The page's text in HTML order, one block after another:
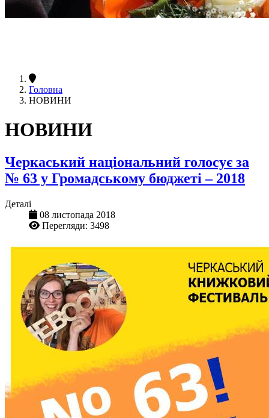
Головна
НОВИНИ
НОВИНИ
Черкаський національний голосує за
№ 63 у Громадському бюджеті – 2018
Деталі
08 листопада 2018
Перегляди: 3498